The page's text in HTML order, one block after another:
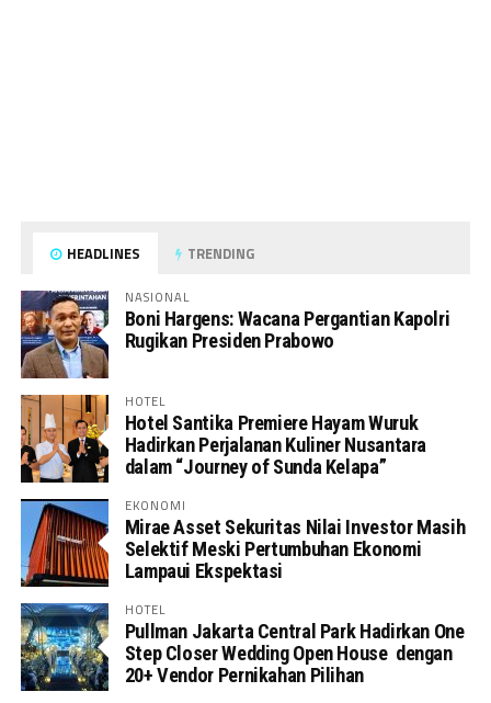
HEADLINES TRENDING
NASIONAL
Boni Hargens: Wacana Pergantian Kapolri
Rugikan Presiden Prabowo
HOTEL
Hotel Santika Premiere Hayam Wuruk
Hadirkan Perjalanan Kuliner Nusantara
dalam “Journey of Sunda Kelapa”
EKONOMI
Mirae Asset Sekuritas Nilai Investor Masih
Selektif Meski Pertumbuhan Ekonomi
Lampaui Ekspektasi
HOTEL
Pullman Jakarta Central Park Hadirkan One
Step Closer Wedding Open House dengan
20+ Vendor Pernikahan Pilihan